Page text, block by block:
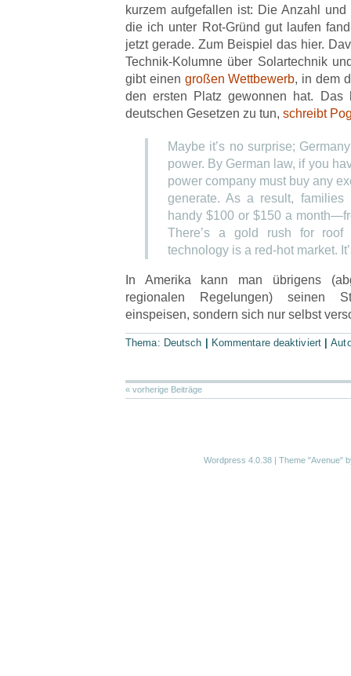
kurzem aufgefallen ist: Die Anzahl
die ich unter Rot-Gründ gut laufen
jetzt gerade. Zum Beispiel das hier.
Technik-Kolumne über Solartechnik
gibt einen großen Wettbewerb, in dem
den ersten Platz gewonnen hat.
deutschen Gesetzen zu tun, schreibt
Maybe it’s no surprise;
power. By German law, if you
power company must buy any
generate. As a result, families
handy $100 or $150 a
There’s a gold rush for roof
technology is a red-hot market.
In Amerika kann man übrigens
regionalen Regelungen) seinen
einspeisen, sondern sich nur selbst
Thema: Deutsch Kommentare deaktiviert|
« vorherige Beiträge
Wordpress 4.0.38 | Theme "Avenue"